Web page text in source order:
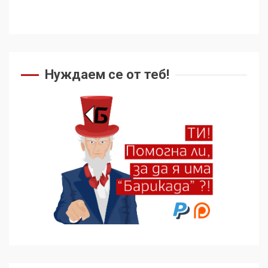
Нуждаем се от теб!
Как се вземат милиони за
чужд труд
136 страни в ООН
подкрепиха Куба, България
избра да е сред 30
„въздържали се“